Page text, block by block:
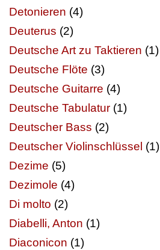
Detonieren (4)
Deuterus (2)
Deutsche Art zu Taktieren (1)
Deutsche Flöte (3)
Deutsche Guitarre (4)
Deutsche Tabulatur (1)
Deutscher Bass (2)
Deutscher Violinschlüssel (1)
Dezime (5)
Dezimole (4)
Di molto (2)
Diabelli, Anton (1)
Diaconicon (1)